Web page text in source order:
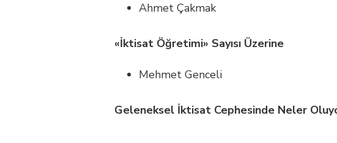
Ahmet Çakmak
«İktisat Öğretimi» Sayısı Üzerine
Mehmet Genceli
Geleneksel İktisat Cephesinde Neler